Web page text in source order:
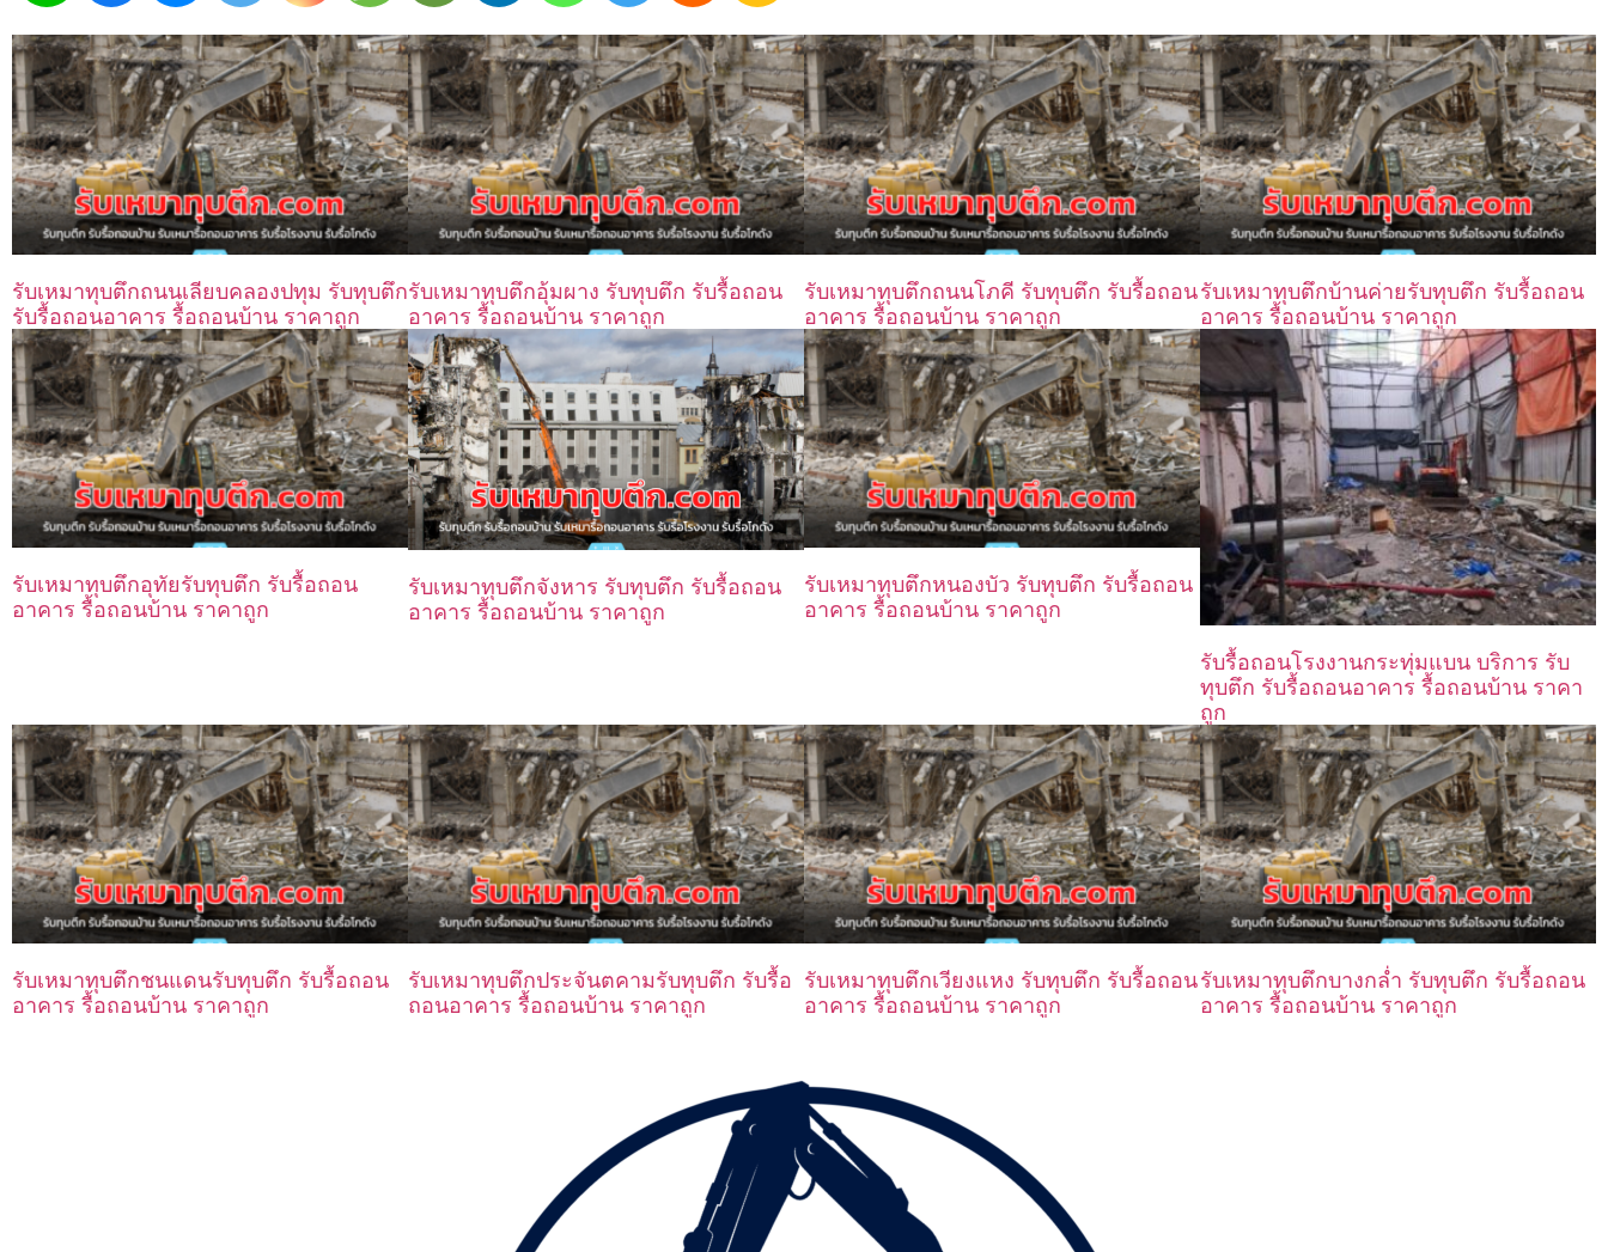
รับเหมาทุบตึกถนนเลียบคลองปทุม รับทุบตึก
รับรื้อถอนอาคาร รื้อถอนบ้าน ราคาถูก
รับเหมาทุบตึกอุ้มผาง รับทุบตึก รับรื้อถอน
อาคาร รื้อถอนบ้าน ราคาถูก
รับเหมาทุบตึกถนนโภคี รับทุบตึก รับรื้อถอน
อาคาร รื้อถอนบ้าน ราคาถูก
รับเหมาทุบตึกบ้านค่ายรับทุบตึก รับรื้อถอน
อาคาร รื้อถอนบ้าน ราคาถูก
รับเหมาทุบตึกอุทัยรับทุบตึก รับรื้อถอน
อาคาร รื้อถอนบ้าน ราคาถูก
รับเหมาทุบตึกจังหาร รับทุบตึก รับรื้อถอน
อาคาร รื้อถอนบ้าน ราคาถูก
รับเหมาทุบตึกหนองบัว รับทุบตึก รับรื้อถอน
อาคาร รื้อถอนบ้าน ราคาถูก
รับรื้อถอนโรงงานกระทุ่มแบน บริการ รับ
ทุบตึก รับรื้อถอนอาคาร รื้อถอนบ้าน ราคา
ถูก
รับเหมาทุบตึกชนแดนรับทุบตึก รับรื้อถอน
อาคาร รื้อถอนบ้าน ราคาถูก
รับเหมาทุบตึกประจันตคามรับทุบตึก รับรื้อ
ถอนอาคาร รื้อถอนบ้าน ราคาถูก
รับเหมาทุบตึกเวียงแหง รับทุบตึก รับรื้อถอน
อาคาร รื้อถอนบ้าน ราคาถูก
รับเหมาทุบตึกบางกล่ำ รับทุบตึก รับรื้อถอน
อาคาร รื้อถอนบ้าน ราคาถูก